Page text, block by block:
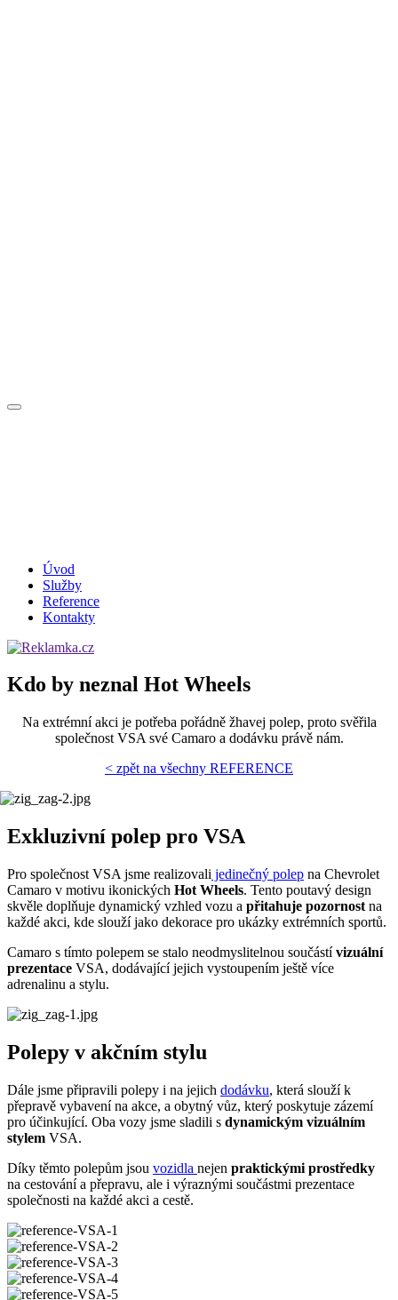
Úvod
Služby
Reference
Kontakty
Kdo by neznal Hot Wheels
Na extrémní akci je potřeba pořádně žhavej polep, proto svěřila
společnost VSA své Camaro a dodávku právě nám.
< zpět na všechny REFERENCE
Exkluzivní polep pro VSA
Pro společnost VSA jsme realizovali jedinečný polep na Chevrolet
Camaro v motivu ikonických Hot Wheels. Tento poutavý design
skvěle doplňuje dynamický vzhled vozu a přitahuje pozornost na
každé akci, kde slouží jako dekorace pro ukázky extrémních sportů.
Camaro s tímto polepem se stalo neodmyslitelnou součástívizuální
prezentace VSA, dodávající jejich vystoupením ještě více
adrenalinu a stylu.
Polepy v akčním stylu
Dále jsme připravili polepy i na jejich dodávku, která slouží k
přepravě vybavení na akce, a obytný vůz, který poskytuje zázemí
pro účinkující. Oba vozy jsme sladili s dynamickým vizuálním
stylem VSA.
Díky těmto polepům jsou vozidla nejen praktickými prostředky
na cestování a přepravu, ale i výraznými součástmi prezentace
společnosti na každé akci a cestě.